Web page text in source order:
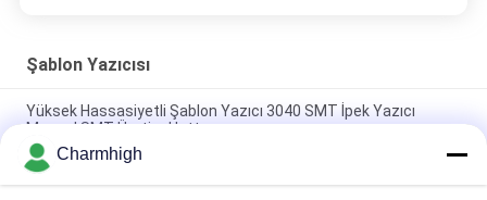
Şablon Yazıcısı
Yüksek Hassasiyetli Şablon Yazıcı 3040 SMT İpek Yazıcı
Manuel SMT Üretim Hattı
Yarı Otomatik Lehim Pastası Yazıcı 3250, Serigrafi Makinesi
320 * 500mm
Charmhigh